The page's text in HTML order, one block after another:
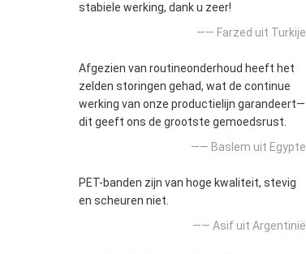
stabiele werking, dank u zeer!
—— Farzed uit Turkije
Afgezien van routineonderhoud heeft het
zelden storingen gehad, wat de continue
werking van onze productielijn garandeert—
dit geeft ons de grootste gemoedsrust.
—— Baslem uit Egypte
PET-banden zijn van hoge kwaliteit, stevig
en scheuren niet.
—— Asif uit Argentinië